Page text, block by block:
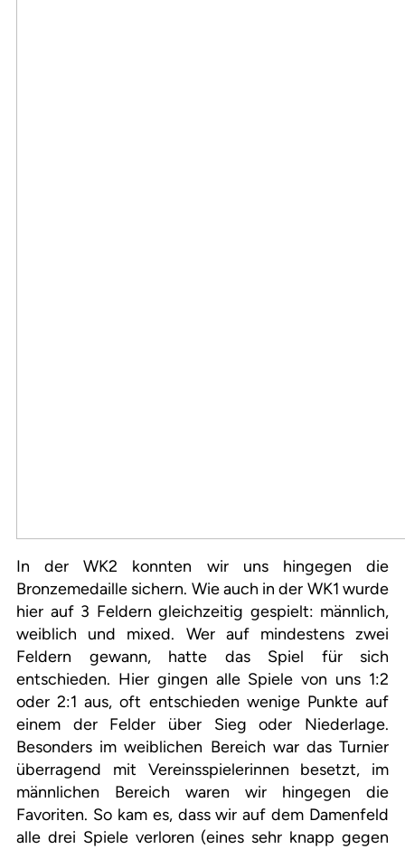
In der WK2 konnten wir uns hingegen die
Bronzemedaille sichern. Wie auch in der WK1 wurde
hier auf 3 Feldern gleichzeitig gespielt: männlich,
weiblich und mixed. Wer auf mindestens zwei
Feldern gewann, hatte das Spiel für sich
entschieden. Hier gingen alle Spiele von uns 1:2
oder 2:1 aus, oft entschieden wenige Punkte auf
einem der Felder über Sieg oder Niederlage.
Besonders im weiblichen Bereich war das Turnier
überragend mit Vereinsspielerinnen besetzt, im
männlichen Bereich waren wir hingegen die
Favoriten. So kam es, dass wir auf dem Damenfeld
alle drei Spiele verloren (eines sehr knapp gegen